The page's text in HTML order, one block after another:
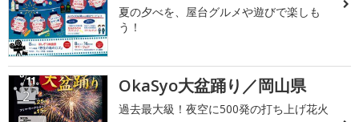
夏の夕べを、屋台グルメや遊びで楽しも
う！
2 OkaSyo大盆踊り／岡山県
過去最大級！夜空に500発の打ち上げ花火